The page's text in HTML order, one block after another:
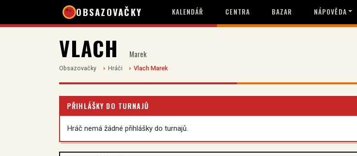
OBSAZOVAČKY KALENDÁŘ CENTRA BAZAR NÁPOVĚDA
VLACH Marek
Obsazovačky Hráči Vlach Marek
PŘIHLÁŠKY DO TURNAJŮ
Hráč nemá žádné přihlášky do turnajů.